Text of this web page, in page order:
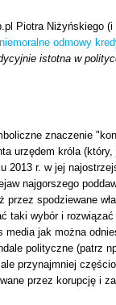
Piotra Niżyńskiego
odmowy
istotna w
znaczenie
urzędem króla
2013 r. w jej
najgorszego
spodziewane
taki wybór i
jak można
polityczne (patrz
przynajmniej
przez korupcję i